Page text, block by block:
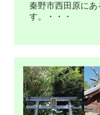
秦野市西田原に
す。・・・